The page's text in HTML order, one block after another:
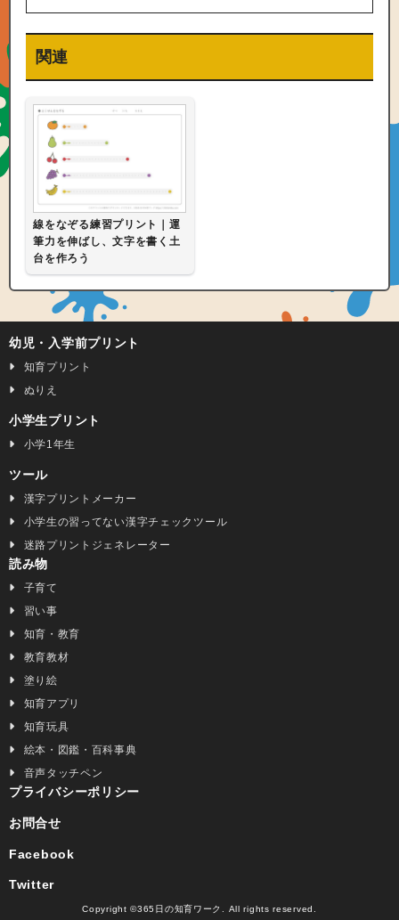
関連
線をなぞる練習プリント｜運
筆力を伸ばし、文字を書く土
台を作ろう
幼児・入学前プリント
知育プリント
ぬりえ
小学生プリント
小学1年生
ツール
漢字プリントメーカー
小学生の習ってない漢字チェックツール
迷路プリントジェネレーター
読み物
子育て
習い事
知育・教育
教育教材
塗り絵
知育アプリ
知育玩具
絵本・図鑑・百科事典
音声タッチペン
プライバシーポリシー
お問合せ
Facebook
Twitter
Copyright ©365日の知育ワーク. All rights reserved.